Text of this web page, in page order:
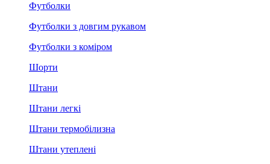
Футболки
Футболки з довгим рукавом
Футболки з коміром
Шорти
Штани
Штани легкі
Штани термобілизна
Штани утеплені